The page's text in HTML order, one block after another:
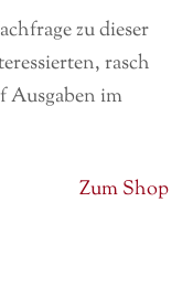
zu dieser
rasch
Ausgaben im
Zum Shop